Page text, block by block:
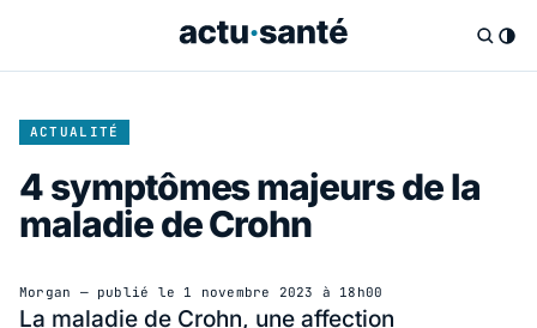
ACTUALITÉ
4 symptômes majeurs de la
maladie de Crohn
Morgan — publié le 1 novembre 2023 à 18h00
La maladie de Crohn, une affection